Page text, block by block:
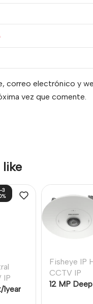
correo electrónico y
vez que comente.
like
-3
IP
Fisheye IP
CCTV IP
12 MP